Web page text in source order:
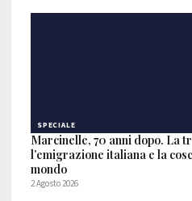
SPECIALE
Marcinelle, 70 anni dopo. La
l’emigrazione italiana e la
mondo
2 Agosto 2026